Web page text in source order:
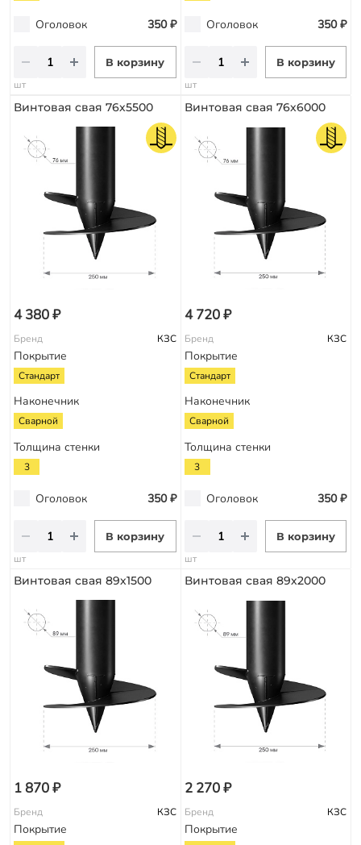
Оголовок 350 ₽
В корзину
шт
Оголовок 350 ₽
В корзину
шт
Винтовая свая 76х5500
4 380 ₽
Бренд КЗС
Покрытие
Стандарт
Наконечник
Сварной
Толщина стенки
3
Оголовок 350 ₽
В корзину
шт
Винтовая свая 76х6000
4 720 ₽
Бренд КЗС
Покрытие
Стандарт
Наконечник
Сварной
Толщина стенки
3
Оголовок 350 ₽
В корзину
шт
Винтовая свая 89х1500
1 870 ₽
Бренд КЗС
Покрытие
Винтовая свая 89х2000
2 270 ₽
Бренд КЗС
Покрытие